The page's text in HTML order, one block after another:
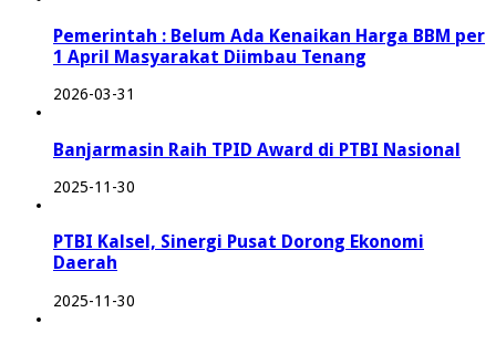
Pemerintah : Belum Ada Kenaikan Harga BBM per
1 April Masyarakat Diimbau Tenang
2026-03-31
Banjarmasin Raih TPID Award di PTBI Nasional
2025-11-30
PTBI Kalsel, Sinergi Pusat Dorong Ekonomi
Daerah
2025-11-30